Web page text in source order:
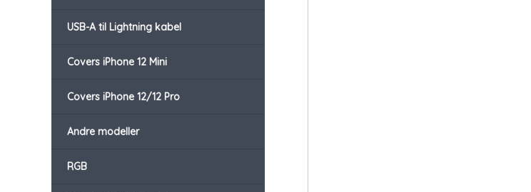
USB-A til Lightning kabel
Covers iPhone 12 Mini
Covers iPhone 12/12 Pro
Andre modeller
RGB